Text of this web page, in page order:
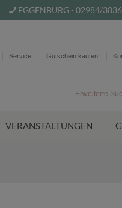
EGGENBURG - 02984/3836
Service Gutschein kaufen
Erweiterte
VERANSTALTUNGEN